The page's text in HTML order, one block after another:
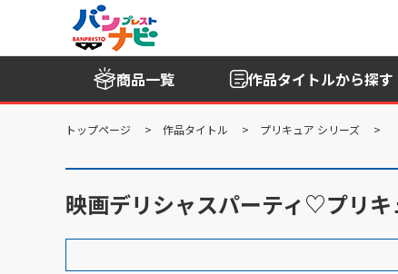
商品一覧 作品タイトルから探す
トップページ 作品タイトル プリキュア シリーズ
映画デリシャスパーティ♡プリ